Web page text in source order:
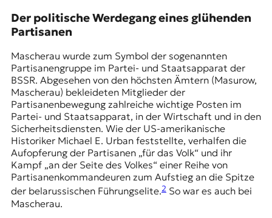
Der politische Werdegang eines glühenden
Partisanen
Mascherau wurde zum Symbol der sogenannten
Partisanengruppe im Partei- und Staatsapparat der
BSSR. Abgesehen von den höchsten Ämtern (Masurow,
Mascherau) bekleideten Mitglieder der
Partisanenbewegung zahlreiche wichtige Posten im
Partei- und Staatsapparat, in der Wirtschaft und in den
Sicherheitsdiensten. Wie der US-amerikanische
Historiker Michael E. Urban feststellte, verhalfen die
Aufopferung der Partisanen „für das Volk“ und ihr
Kampf „an der Seite des Volkes“ einer Reihe von
Partisanenkommandeuren zum Aufstieg an die Spitze
der belarussischen Führungselite.2So war es auch bei
Mascherau.